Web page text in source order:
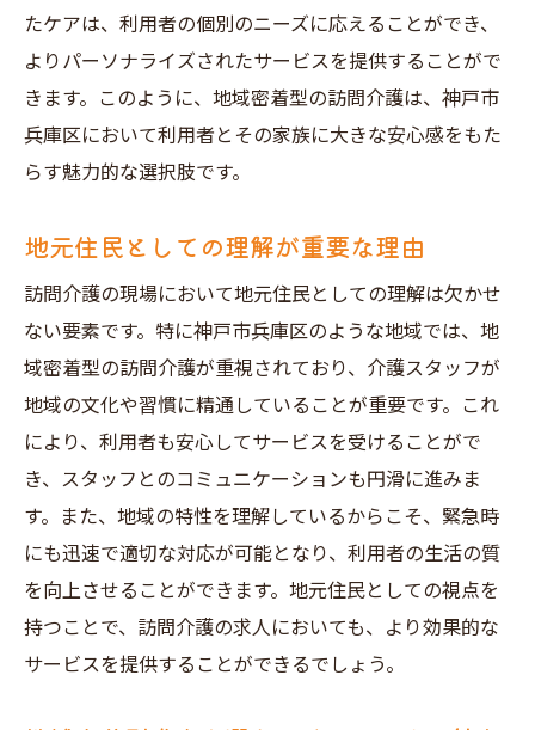
たケアは、利用者の個別のニーズに応えることができ、
よりパーソナライズされたサービスを提供することがで
きます。このように、地域密着型の訪問介護は、神戸市
兵庫区において利用者とその家族に大きな安心感をもた
らす魅力的な選択肢です。
地元住民としての理解が重要な理由
訪問介護の現場において地元住民としての理解は欠かせ
ない要素です。特に神戸市兵庫区のような地域では、地
域密着型の訪問介護が重視されており、介護スタッフが
地域の文化や習慣に精通していることが重要です。これ
により、利用者も安心してサービスを受けることがで
き、スタッフとのコミュニケーションも円滑に進みま
す。また、地域の特性を理解しているからこそ、緊急時
にも迅速で適切な対応が可能となり、利用者の生活の質
を向上させることができます。地元住民としての視点を
持つことで、訪問介護の求人においても、より効果的な
サービスを提供することができるでしょう。